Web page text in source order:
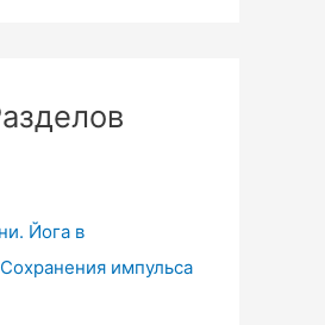
Йога в
импульса